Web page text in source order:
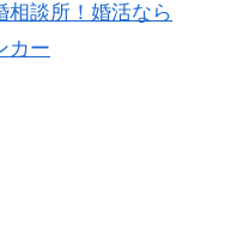
相談所！婚活なら
カー